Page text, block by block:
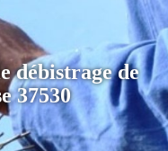
débistrage de
37530